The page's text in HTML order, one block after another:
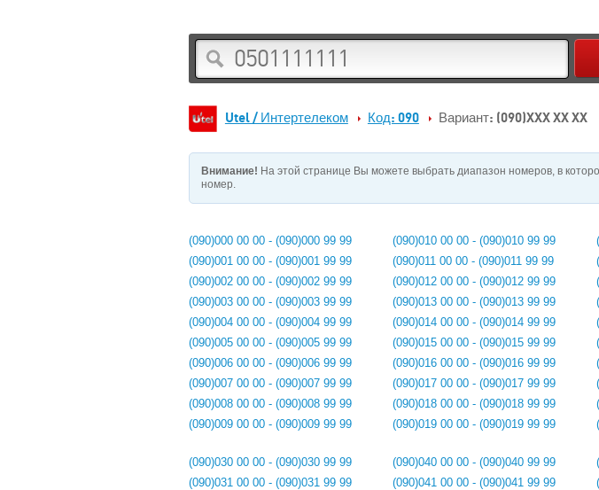
Utel / Интертелеком Код: 090 Вариант: (090)XXX XX XX
Внимание! На этой странице Вы можете выбрать диапазон номеров, в
номер.
(090)000 00 00 - (090)000 99 99
(090)001 00 00 - (090)001 99 99
(090)002 00 00 - (090)002 99 99
(090)003 00 00 - (090)003 99 99
(090)004 00 00 - (090)004 99 99
(090)005 00 00 - (090)005 99 99
(090)006 00 00 - (090)006 99 99
(090)007 00 00 - (090)007 99 99
(090)008 00 00 - (090)008 99 99
(090)009 00 00 - (090)009 99 99
(090)010 00 00 - (090)010 99 99
(090)011 00 00 - (090)011 99 99
(090)012 00 00 - (090)012 99 99
(090)013 00 00 - (090)013 99 99
(090)014 00 00 - (090)014 99 99
(090)015 00 00 - (090)015 99 99
(090)016 00 00 - (090)016 99 99
(090)017 00 00 - (090)017 99 99
(090)018 00 00 - (090)018 99 99
(090)019 00 00 - (090)019 99 99
(090)030 00 00 - (090)030 99 99
(090)031 00 00 - (090)031 99 99
(090)040 00 00 - (090)040 99 99
(090)041 00 00 - (090)041 99 99